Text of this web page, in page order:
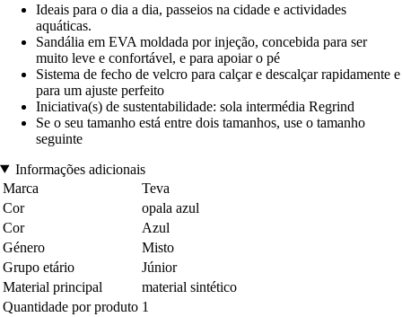
Ideais para o dia a dia, passeios na cidade e actividades
aquáticas.
Sandália em EVA moldada por injeção, concebida para ser
muito leve e confortável, e para apoiar o pé
Sistema de fecho de velcro para calçar e descalçar rapidamente e
para um ajuste perfeito
Iniciativa(s) de sustentabilidade: sola intermédia Regrind
Se o seu tamanho está entre dois tamanhos, use o tamanho
seguinte
Informações adicionais
Marca
Teva
Cor
opala azul
Cor
Azul
Género
Misto
Grupo etário
Júnior
Material principal
material sintético
Quantidade por produto 1